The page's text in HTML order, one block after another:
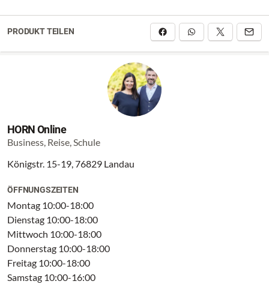
PRODUKT TEILEN
HORN Online
Business, Reise, Schule
Königstr. 15-19, 76829 Landau
ÖFFNUNGSZEITEN
Montag 10:00-18:00
Dienstag 10:00-18:00
Mittwoch 10:00-18:00
Donnerstag 10:00-18:00
Freitag 10:00-18:00
Samstag 10:00-16:00